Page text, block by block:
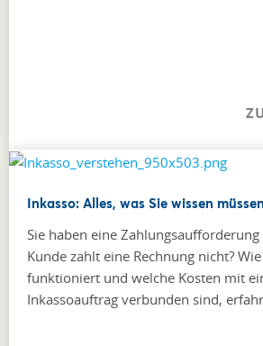
Inkasso: Alles, was Sie wissen müssen
Sie haben eine
Kunde zahlt eine Rechnung nicht?
funktioniert und welche Kosten mit
Inkassoauftrag verbunden sind,